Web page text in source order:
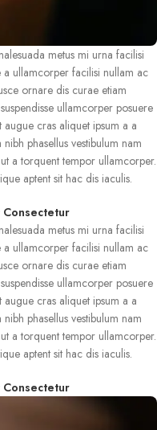
metus mi urna facilisi
a ullamcorper facilisi nullam ac
ornare dis curae etiam
ullamcorper posuere
cras aliquet ipsum a a
phasellus vestibulum nam
a torquent tempor ullamcorper.
aptent sit hac dis iaculis.
metus mi urna facilisi
a ullamcorper facilisi nullam ac
ornare dis curae etiam
ullamcorper posuere
cras aliquet ipsum a a
phasellus vestibulum nam
a torquent tempor ullamcorper.
aptent sit hac dis iaculis.